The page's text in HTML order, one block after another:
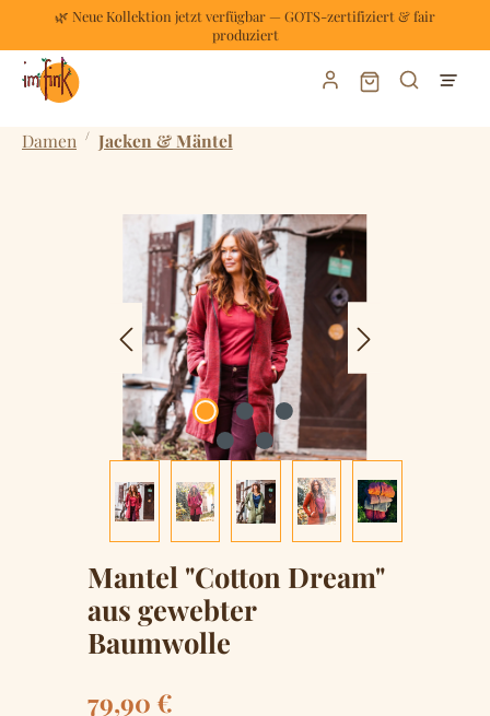
Zum Hauptinhalt springen
🌿 Neue Kollektion jetzt verfügbar — GOTS-zertifiziert & fair
produziert
Warenkorb
Damen / Jacken & Mäntel
Bildergalerie überspringen
Mantel "Cotton Dream"
aus gewebter
Baumwolle
Regulärer Preis:
79,90 €